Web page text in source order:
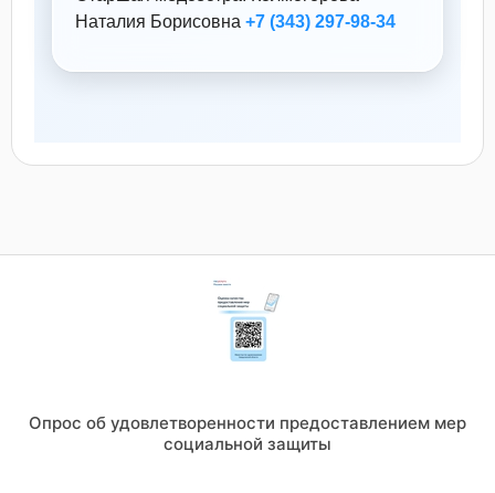
Наталия Борисовна +7 (343) 297‑98‑34
Опрос об удовлетворенности предоставлением мер
социальной защиты